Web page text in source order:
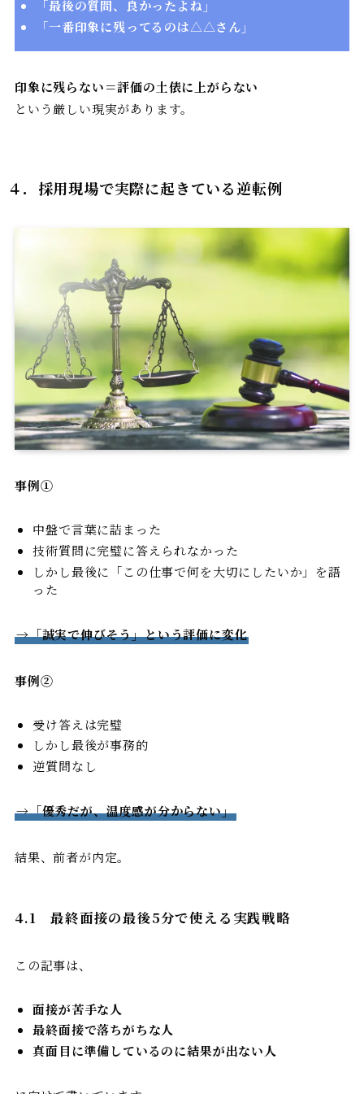
「最後の質問、良かったよね」
「一番印象に残ってるのは△△さん」
印象に残らない＝評価の土俵に上がらない
という厳しい現実があります。
４．採用現場で実際に起きている逆転例
事例①
中盤で言葉に詰まった
技術質問に完璧に答えられなかった
しかし最後に「この仕事で何を大切にしたいか」を語
った
→「誠実で伸びそう」という評価に変化
事例②
受け答えは完璧
しかし最後が事務的
逆質問なし
→「優秀だが、温度感が分からない」
結果、前者が内定。
4.1 最終面接の最後5分で使える実践戦略
この記事は、
面接が苦手な人
最終面接で落ちがちな人
真面目に準備しているのに結果が出ない人